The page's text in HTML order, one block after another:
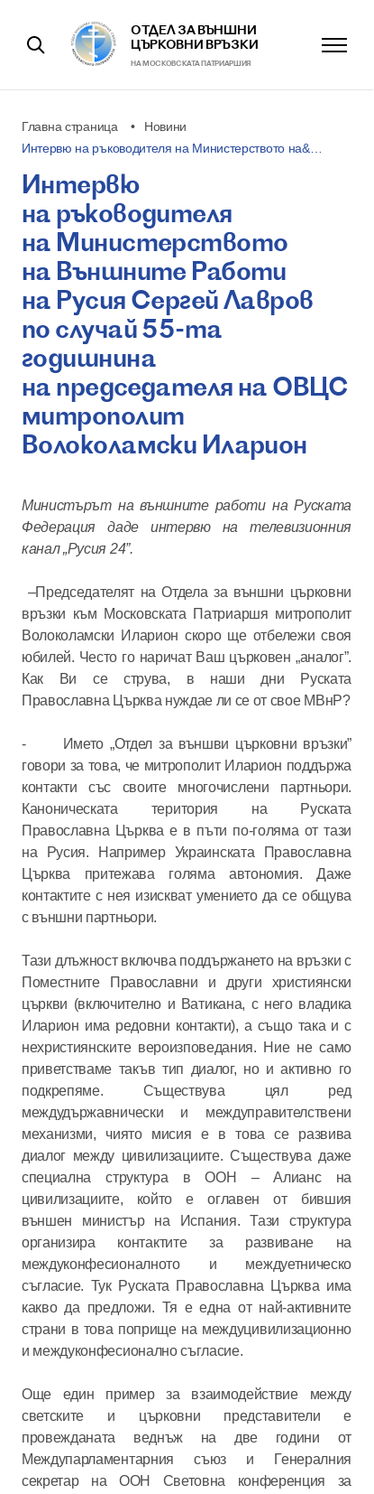
ОТДЕЛ ЗА ВЪНШНИ
ЦЪРКОВНИ ВРЪЗКИ
НА МОСКОВСКАТА ПАТРИАРШИЯ
Главна страница
Новини
Интервю на ръководителя на Министерството на&…
Интервю
на ръководителя
на Министерството
на Външните Работи
на Русия Сергей Лавров
по случай 55-та
годишнина
на председателя на ОВЦС
митрополит
Волоколамски Иларион
Министърът на външните работи на Руската
Федерация даде интервю на телевизионния
канал „Русия 24”.
–Председателят на Отдела за външни църковни
връзки към Московската Патриаршя митрополит
Волоколамски Иларион скоро ще отбележи своя
юбилей. Често го наричат Ваш църковен „аналог”.
Как Ви се струва, в наши дни Руската
Православна Църква нуждае ли се от свое МВнР?
- Името „Отдел за външви църковни връзки”
говори за това, че митрополит Иларион поддържа
контакти със своите многочислени партньори.
Каноническата територия на Руската
Православна Църква е в пъти по-голяма от тази
на Русия. Например Украинската Православна
Църква притежава голяма автономия. Даже
контактите с нея изискват умението да се общува
с външни партньори.
Тази длъжност включва поддържането на връзки с
Поместните Православни и други християнски
църкви (включително и Ватикана, с него владика
Иларион има редовни контакти), а също така и с
нехристиянските вероизповедания. Ние не само
приветстваме такъв тип диалог, но и активно го
подкрепяме. Съществува цял ред
междудържавнически и междуправителствени
механизми, чиято мисия е в това се развива
диалог между цивилизациите. Съществува даже
специална структура в ООН – Алианс на
цивилизациите, който е оглавен от бившия
външен министър на Испания. Тази структура
организира контактите за развиване на
междуконфесионалното и междуетническо
съгласие. Тук Руската Православна Църква има
какво да предложи. Тя е една от най-активните
страни в това поприще на междуцивилизационно
и междуконфесионално съгласие.
Още един пример за взаимодействие между
светските и църковни представители е
провежданата веднъж на две години от
Междупарламентарния съюз и Генералния
секретар на ООН Световна конференция за